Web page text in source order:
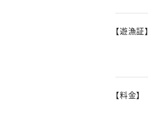
【遊漁証】
【料金】